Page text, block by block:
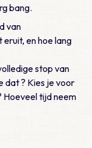
bang.
van
en hoe lang
stop van
dat ? Kies je voor
Hoeveel tijd neem